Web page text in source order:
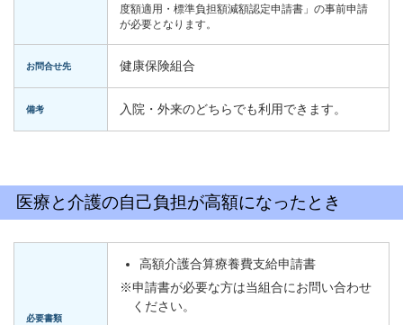
度額適用・標準負担額減額認定申請書」の事前申請
が必要となります。
お問合せ先 健康保険組合
備考 入院・外来のどちらでも利用できます。
医療と介護の自己負担が高額になったとき
必要書類
高額介護合算療養費支給申請書
※申請書が必要な方は当組合にお問い合わせ
ください。